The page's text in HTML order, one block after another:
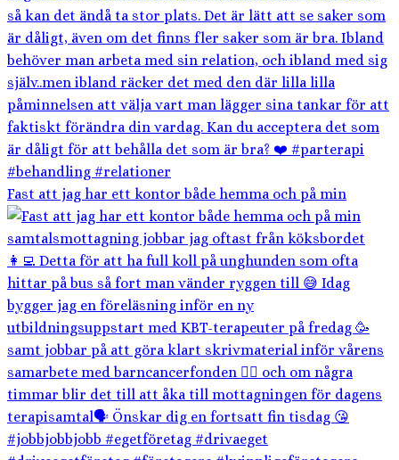
Fast att jag har ett kontor både hemma och på min